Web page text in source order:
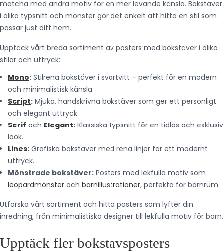
matcha med andra motiv för en mer levande känsla. Bokstäver
i olika typsnitt och mönster gör det enkelt att hitta en stil som
passar just ditt hem.
Upptäck vårt breda sortiment av posters med bokstäver i olika
stilar och uttryck:
Mono: Stilrena bokstäver i svartvitt – perfekt för en modern
och minimalistisk känsla.
Script: Mjuka, handskrivna bokstäver som ger ett personligt
och elegant uttryck.
Serif och Elegant: Klassiska typsnitt för en tidlös och exklusiv
look.
Lines: Grafiska bokstäver med rena linjer för ett modernt
uttryck.
Mönstrade bokstäver: Posters med lekfulla motiv som
leopardmönster och barnillustrationer, perfekta för barnrum.
Utforska vårt sortiment och hitta posters som lyfter din
inredning, från minimalistiska designer till lekfulla motiv för barn.
Upptäck fler bokstavsposters